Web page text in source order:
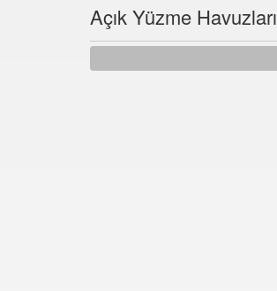
Açık Yüzme Havuzları